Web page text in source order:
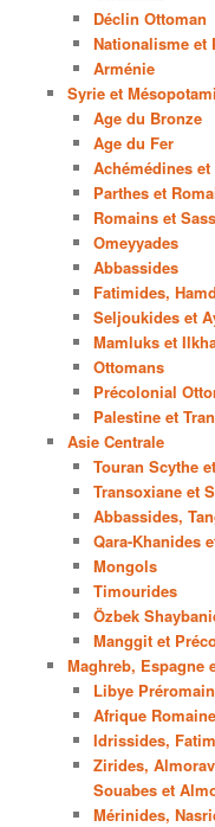
Déclin Ottoman
Nationalisme et
Arménie
Syrie et
Age du Bronze
Age du Fer
Achémédines
Parthes et
Romains et
Omeyyades
Abbassides
Fatimides,
Seljoukides et
Mamluks et
Ottomans
Précolonial
Palestine et
Asie Centrale
Touran Scythe
Transoxiane et
Abbassides,
Qara-Khanides
Mongols
Timourides
Özbek
Manggit et
Maghreb, Espagne
Libye
Afrique Romaine
Idrissides,
Zirides,
Souabes et
Mérinides,